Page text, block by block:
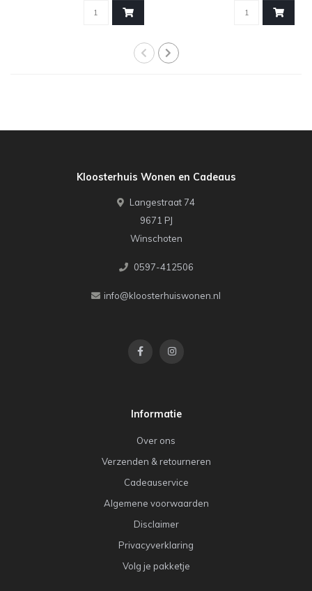
Kloosterhuis Wonen en Cadeaus
Langestraat 74
9671 PJ
Winschoten
0597-412506
info@kloosterhuiswonen.nl
Informatie
Over ons
Verzenden & retourneren
Cadeauservice
Algemene voorwaarden
Disclaimer
Privacyverklaring
Volg je pakketje